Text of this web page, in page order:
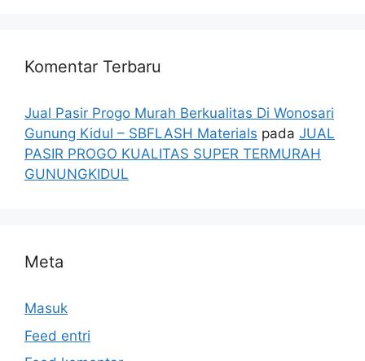
Komentar Terbaru
Jual Pasir Progo Murah Berkualitas Di Wonosari
Gunung Kidul – SBFLASH Materials pada JUAL
PASIR PROGO KUALITAS SUPER TERMURAH
GUNUNGKIDUL
Meta
Masuk
Feed entri